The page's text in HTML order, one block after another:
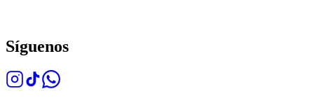
Síguenos